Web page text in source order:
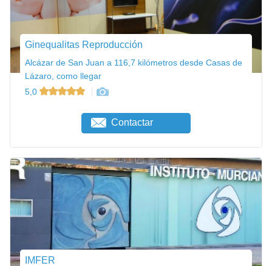
Ginequalitas Reproducción
Alcázar de San Juan a 116,7 kilómetros desde Casas de
Lázaro, como llegar
5,0
Contactar
IMFER